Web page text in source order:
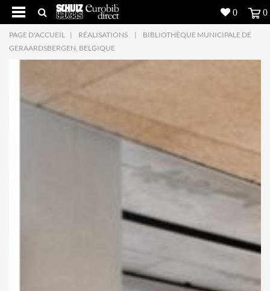
5
Produits
Inspiration
7
PAGE D'ACCUEIL | RÉALISATIONS |
BIBLIOTHÈQUE MUNICIPALE DE
GERAARDSBERGEN, BELGIQUE
0 0